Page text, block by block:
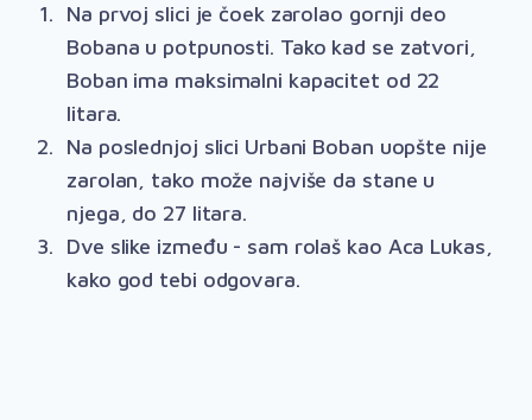
Na prvoj slici je čoek zarolao gornji deo
Bobana u potpunosti. Tako kad se zatvori,
Boban ima maksimalni kapacitet od 22
litara.
Na poslednjoj slici Urbani Boban uopšte nije
zarolan, tako može najviše da stane u
njega, do 27 litara.
Dve slike između - sam rolaš kao Aca Lukas,
kako god tebi odgovara.